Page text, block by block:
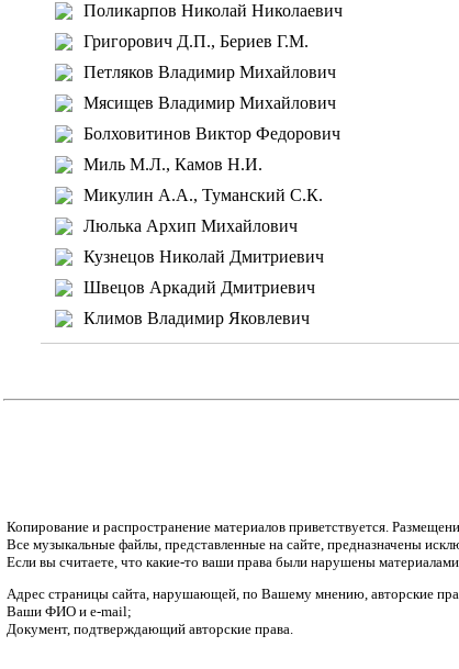
Поликарпов Николай Николаевич
Григорович Д.П., Бериев Г.М.
Петляков Владимир Михайлович
Мясищев Владимир Михайлович
Болховитинов Виктор Федорович
Миль М.Л., Камов Н.И.
Микулин А.А., Туманский С.К.
Люлька Архип Михайлович
Кузнецов Николай Дмитриевич
Швецов Аркадий Дмитриевич
Климов Владимир Яковлевич
Копирование и распространение материалов приветствуется.
Все музыкальные файлы, представленные на сайте, предназначены
Если вы считаете, что какие-то ваши права были нарушены
Адрес страницы сайта, нарушающей, по Вашему мнению, авторские
Ваши ФИО и e-mail;
Документ, подтверждающий авторские права.